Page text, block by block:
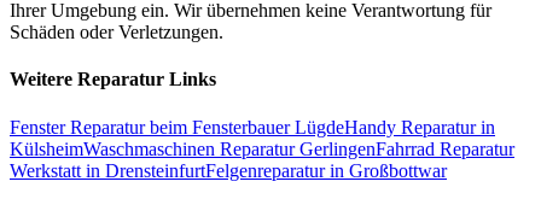
Ihrer Umgebung ein. Wir übernehmen keine Verantwortung für
Schäden oder Verletzungen.
Weitere Reparatur Links
Fenster Reparatur beim Fensterbauer LügdeHandy Reparatur in
KülsheimWaschmaschinen Reparatur GerlingenFahrrad Reparatur
Werkstatt in DrensteinfurtFelgenreparatur in Großbottwar